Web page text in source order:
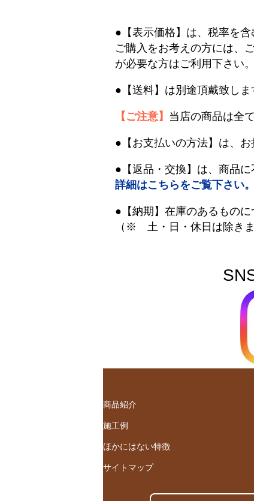
●【表示価格】は、税率を
ご購入をお考えの方には、
が必要な方はご利用下さい。
●【送料】は別途頂戴致し
【ご注意】 当店の商品は全
●【お支払いの方法】は、
●【返品・交換】は、商品
詳細はこちらをご覧下さい。
●【納期】在庫のあるもの
（※ 土・日・休日は除きま
商品紹介
施工例
ほかにはない特徴
サイトマップ